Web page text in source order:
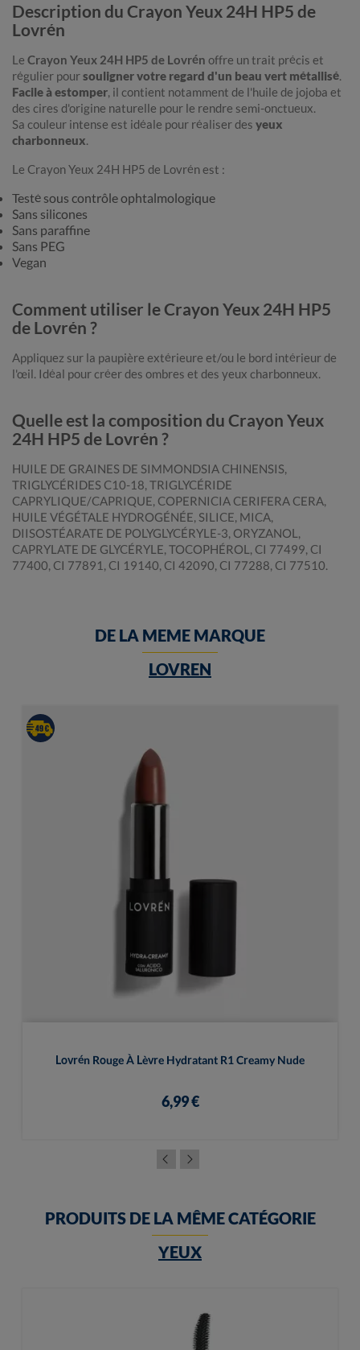
Description du Crayon Yeux 24H HP5 de
Lovrén
Le Crayon Yeux 24H HP5 de Lovrén offre un trait précis et
régulier poursouligner votre regard d'un beau vert métallisé.
Facile à estomper, il contient notamment de l'huile de jojoba et
des cires d'origine naturelle pour le rendre semi-onctueux.
Sa couleur intense est idéale pour réaliser des yeux
charbonneux.
Le Crayon Yeux 24H HP5 de Lovrén est :
Testé sous contrôle ophtalmologique
Sans silicones
Sans paraffine
Sans PEG
Vegan
Comment utiliser le Crayon Yeux 24H HP5
de Lovrén ?
Appliquez sur la paupière extérieure et/ou le bord intérieur de
l'œil. Idéal pour créer des ombres et des yeux charbonneux.
Quelle est la composition du Crayon Yeux
24H HP5 de Lovrén ?
HUILE DE GRAINES DE SIMMONDSIA CHINENSIS,
TRIGLYCÉRIDES C10-18, TRIGLYCÉRIDE
CAPRYLIQUE/CAPRIQUE, COPERNICIA CERIFERA CERA,
HUILE VÉGÉTALE HYDROGÉNÉE, SILICE, MICA,
DIISOSTÉARATE DE POLYGLYCÉRYLE-3, ORYZANOL,
CAPRYLATE DE GLYCÉRYLE, TOCOPHÉROL, CI 77499, CI
77400, CI 77891, CI 19140, CI 42090, CI 77288, CI 77510.
DE LA MEME MARQUE
LOVREN
Lovrén Rouge À Lèvre Hydratant R1 Creamy Nude
6,99 €
PRODUITS DE LA MÊME CATÉGORIE
YEUX